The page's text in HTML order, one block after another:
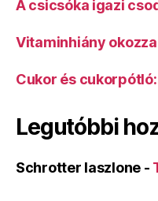
A csicsóka igazi
Vitaminhiány
Cukor és
Legutóbbi
Schrotter laszlone -